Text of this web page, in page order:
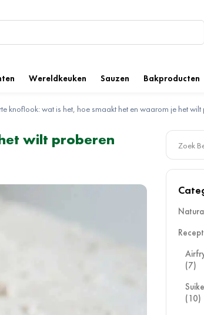
Wereldkeuken Sauzen Bakproducten
knoflook: wat is het, hoe smaakt het en waarom je het wilt
wilt proberen
Search
(7)
(10)